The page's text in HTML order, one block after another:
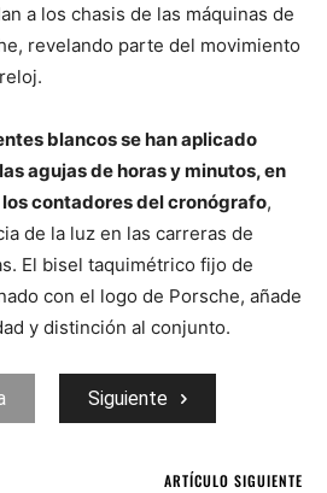
a los chasis de las máquinas de
revelando parte del movimiento
blancos se han aplicado
agujas de horas y minutos, en
contadores del cronógrafo,
de la luz en las carreras de
El bisel taquimétrico fijo de
con el logo de Porsche, añade
y distinción al conjunto.
Siguiente
ARTÍCULO SIGUIENTE